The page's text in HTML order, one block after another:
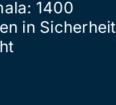
1400
in Sicherheit